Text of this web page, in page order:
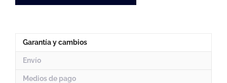
Blanca
Garantía y cambios
Envío
Medios de pago